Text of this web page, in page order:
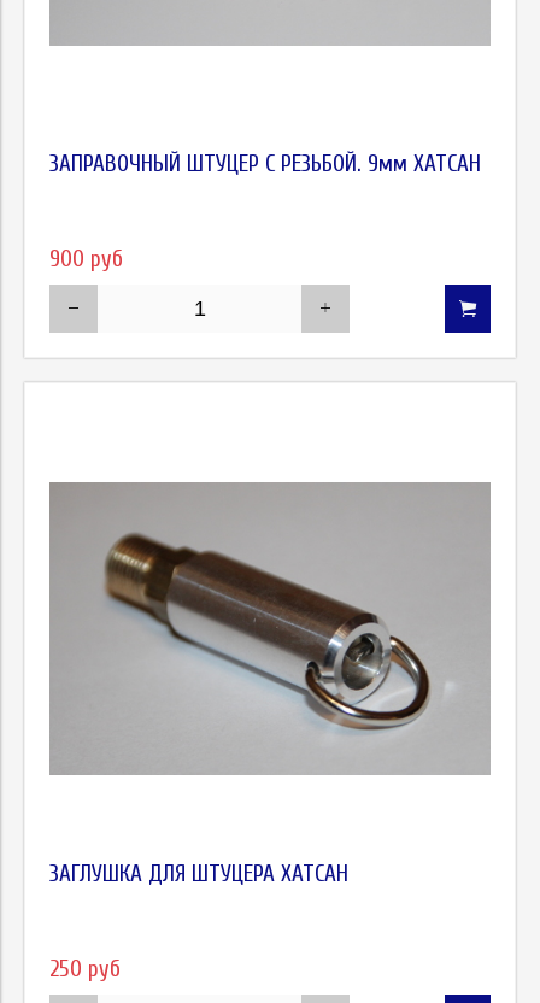
ЗАПРАВОЧНЫЙ ШТУЦЕР С РЕЗЬБОЙ. 9мм ХАТСАН
900 руб
ЗАГЛУШКА ДЛЯ ШТУЦЕРА ХАТСАН
250 руб